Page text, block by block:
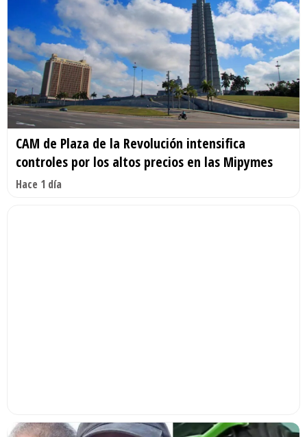
CAM de Plaza de la Revolución intensifica
controles por los altos precios en las Mipymes
Hace 1 día